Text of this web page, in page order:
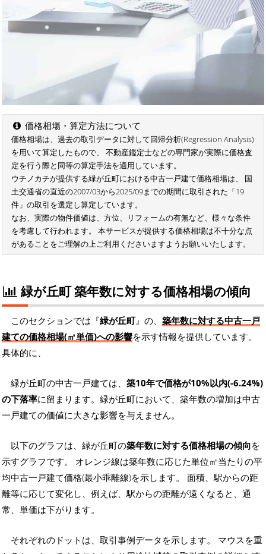
価格相場・算定方法について
価格相場は、過去の取引データに対して回帰分析(Regression Analysis)
を用いて算定したもので、 不動産鑑定士などの専門家が実際に価格査
定を行う際と同等の算定手法を適用しています。
ウチノカチが提供する緑が丘町における中古一戸建て価格相場は、 国
土交通省の直近の2007/03から2025/09までの期間に取引された「19
件」の取引を選定し算定しています。
なお、実際の物件価値は、方位、リフォームの有無など、様々な条件
を考慮して行われます。 本サービスが提供する価格相場は不十分な点
があることをご理解の上ご利用くださいますようお願いいたします。
緑が丘町 築年数に対する価格相場の傾向
このセクションでは『緑が丘町』の、 築年数に対する中古一戸
建ての価格相場(㎡単価)への影響を示す情報を提供しています。
具体的に、
緑が丘町の中古一戸建ては、 築10年で価格が10%以内(-6.24%)
の下落率に留まります。緑が丘町において、築年数の増加は中古
一戸建ての価値に大きな影響を与えません。
以下のグラフは、緑が丘町の築年数に対する価格相場の傾向を
示すグラフです。 オレンジ線は築年数に応じた単位㎡当たりの平
均中古一戸建て価格(最小乖離線)を示します。 面積、駅からの距
離等に応じて変化し、例えば、駅からの距離が遠くなると、通
常、単価は下がります。
それぞれのドットは、取引事例データを示します。 マウスを重